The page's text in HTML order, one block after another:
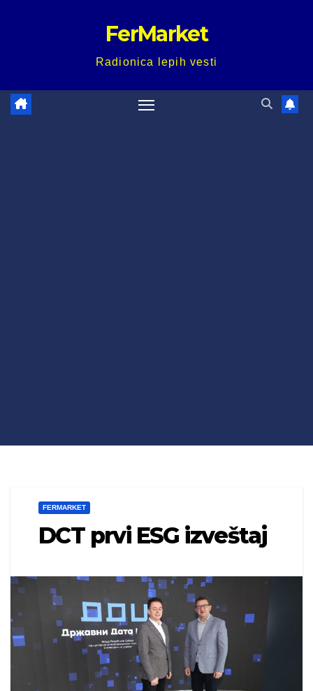
FerMarket
Radionica lepih vesti
FERMARKET
DCT prvi ESG izveštaj